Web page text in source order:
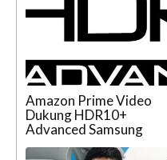
Amazon Prime Video
Dukung HDR10+
Advanced Samsung